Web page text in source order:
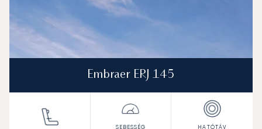
Embraer ERJ 145